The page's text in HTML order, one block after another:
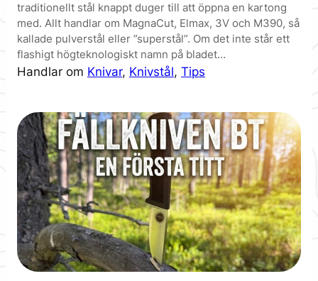
traditionellt stål knappt duger till att öppna en kartong
med. Allt handlar om MagnaCut, Elmax, 3V och M390, så
kallade pulverstål eller ”superstål”. Om det inte står ett
flashigt högteknologiskt namn på bladet…
Handlar om Knivar, Knivstål, Tips